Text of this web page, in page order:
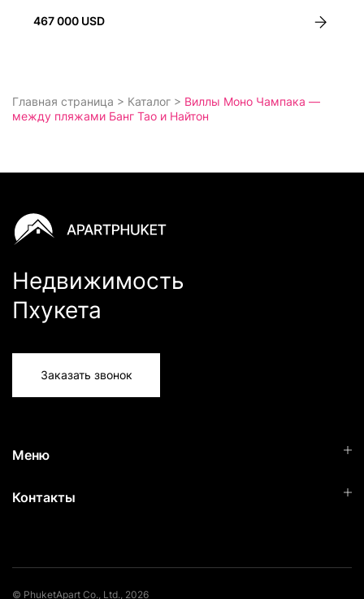
467 000 USD
Главная страница > Каталог > Виллы Моно Чампака —
между пляжами Банг Тао и Найтон
Недвижимость
Пхукета
Заказать звонок
Меню
Контакты
© PhuketApart Co., Ltd., 2026